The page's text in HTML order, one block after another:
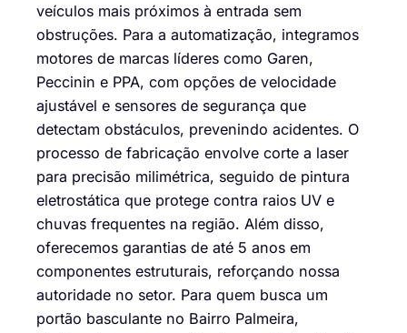
veículos mais próximos à entrada sem
obstruções. Para a automatização, integramos
motores de marcas líderes como Garen,
Peccinin e PPA, com opções de velocidade
ajustável e sensores de segurança que
detectam obstáculos, prevenindo acidentes. O
processo de fabricação envolve corte a laser
para precisão milimétrica, seguido de pintura
eletrostática que protege contra raios UV e
chuvas frequentes na região. Além disso,
oferecemos garantias de até 5 anos em
componentes estruturais, reforçando nossa
autoridade no setor. Para quem busca um
portão basculante no Bairro Palmeira,